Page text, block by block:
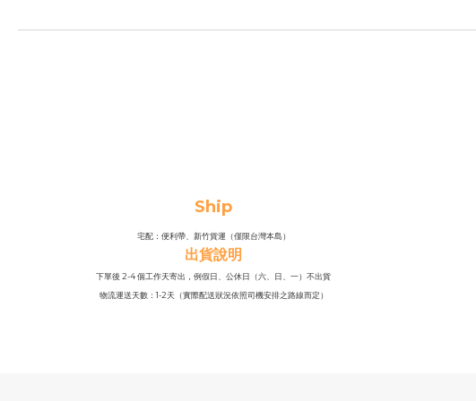
Ship
宅配：便利帶、新竹貨運（僅限台灣本島）
出貨說明
下單後 2-4 個工作天寄出，例假日、公休日（六、日、一）不出貨
物流運送天數：1-2天（實際配送狀況依照司機安排之路線而定）